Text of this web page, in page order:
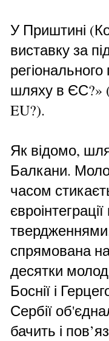
У Приштині
виставку за
шляху в ЄС?»
EU?).
Як відомо,
Балкани.
часом
твердженнями.
спрямована
десятки
Боснії і
Сербії
бачить і